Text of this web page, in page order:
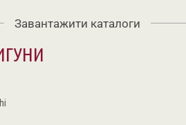
Завантажити каталоги